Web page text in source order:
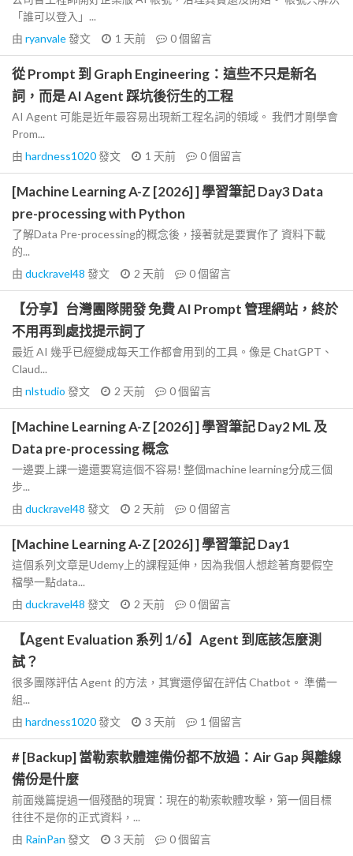
「誰可以登入」...
由 ryanvale發文 1 天前 0個留言
從 Prompt 到 Graph Engineering：這些不只是新名
詞，而是 AI Agent 踩坑後衍生的工程
AI Agent 可能是近年最容易出現新工程名詞的領域。 我們才剛學會
Prom...
由 hardness1020發文 1 天前 0個留言
[Machine Learning A-Z [2026] ] 學習筆記 Day3 Data
pre-processing with Python
了解Data Pre-processing的概念後，接著就是要實作了 資料下載
的...
由 duckravel48 發文 2 天前 0個留言
【分享】台灣團隊開發 免費 AI Prompt 管理網站，終於
不用再到處找提示詞了
最近 AI 幾乎已經變成每天工作都會用到的工具。像是 ChatGPT、
Claud...
由 nlstudio 發文 2 天前 0個留言
[Machine Learning A-Z [2026] ] 學習筆記 Day2 ML 及
Data pre-processing 概念
一邊要上課一邊還要寫這個不容易! 整個machine learning分成三個
步...
由 duckravel48 發文 2 天前 0個留言
[Machine Learning A-Z [2026] ] 學習筆記 Day1
這個系列文章是Udemy上的課程延伸，因為我個人想趁著育嬰假空
檔學一點data...
由 duckravel48 發文 2 天前 0個留言
【Agent Evaluation 系列 1/6】Agent 到底該怎麼測
試？
很多團隊評估 Agent 的方法，其實還停留在評估 Chatbot。 準備一
組...
由 hardness1020發文 3 天前 1 個留言
# [Backup] 當勒索軟體連備份都不放過：Air Gap 與離線
備份是什麼
前面幾篇提過一個殘酷的現實：現在的勒索軟體攻擊，第一個目標
往往不是你的正式資料，...
由 RainPan 發文 3 天前 0個留言